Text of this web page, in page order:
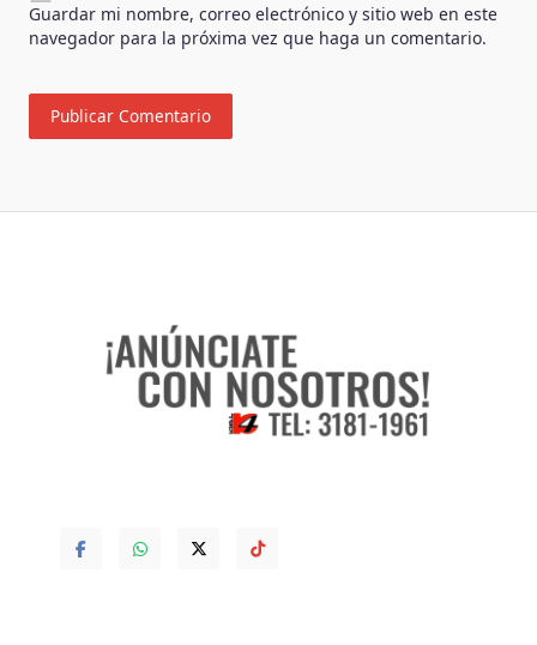
Guardar mi nombre, correo electrónico y sitio web en este
navegador para la próxima vez que haga un comentario.